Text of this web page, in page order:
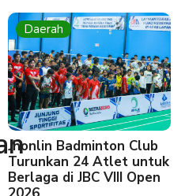
Daerah
Jhonlin Badminton Club
Turunkan 24 Atlet untuk
Berlaga di JBC VIII Open